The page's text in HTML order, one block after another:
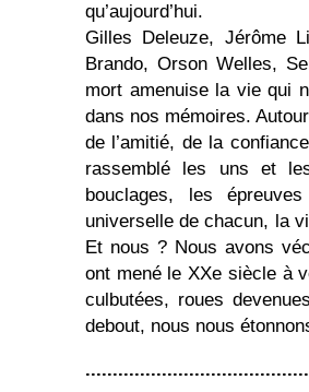
qu’aujourd’hui.
Gilles Deleuze, Jérôme
Brando, Orson Welles,
mort amenuise la vie qui
dans nos mémoires.
de l’amitié, de la
rassemblé les uns et
bouclages, les
universelle de chacun, la
Et nous ? Nous avons
ont mené le XXe siècle à
culbutées, roues
debout, nous nous